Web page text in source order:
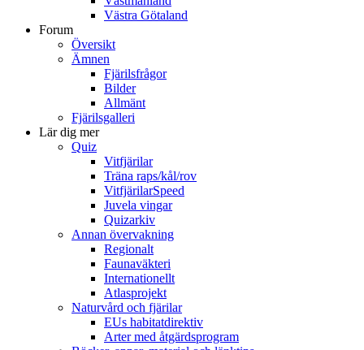
Västra Götaland
Forum
Översikt
Ämnen
Fjärilsfrågor
Bilder
Allmänt
Fjärilsgalleri
Lär dig mer
Quiz
Vitfjärilar
Träna raps/kål/rov
VitfjärilarSpeed
Juvela vingar
Quizarkiv
Annan övervakning
Regionalt
Faunaväkteri
Internationellt
Atlasprojekt
Naturvård och fjärilar
EUs habitatdirektiv
Arter med åtgärdsprogram